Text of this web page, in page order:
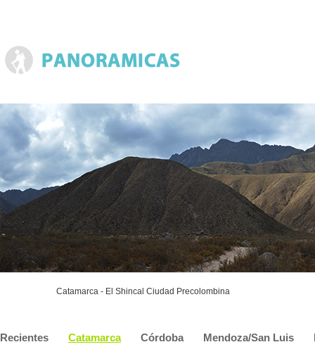
Catamarca - El Shincal Ciudad Precolombina
Recientes Catamarca Córdoba Mendoza/San Luis